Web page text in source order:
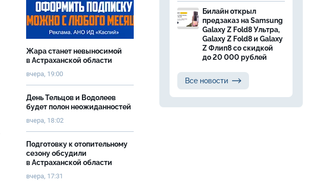
Жара станет невыносимой
в Астраханской области
вчера, 19:00
День Тельцов и Водолеев
будет полон неожиданностей
вчера, 18:02
Подготовку к отопительному
сезону обсудили
в Астраханской области
вчера, 17:31
Билайн открыл
предзаказ на Samsung
Galaxy Z Fold8 Ультра,
Galaxy Z Fold8 и Galaxy
Z Флип8 со скидкой
до 20 000 рублей
Все новости